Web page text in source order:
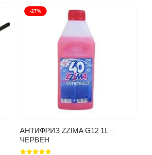
-27%
АНТИФРИЗ ZZIMA G12 1L –
ЧЕРВЕН